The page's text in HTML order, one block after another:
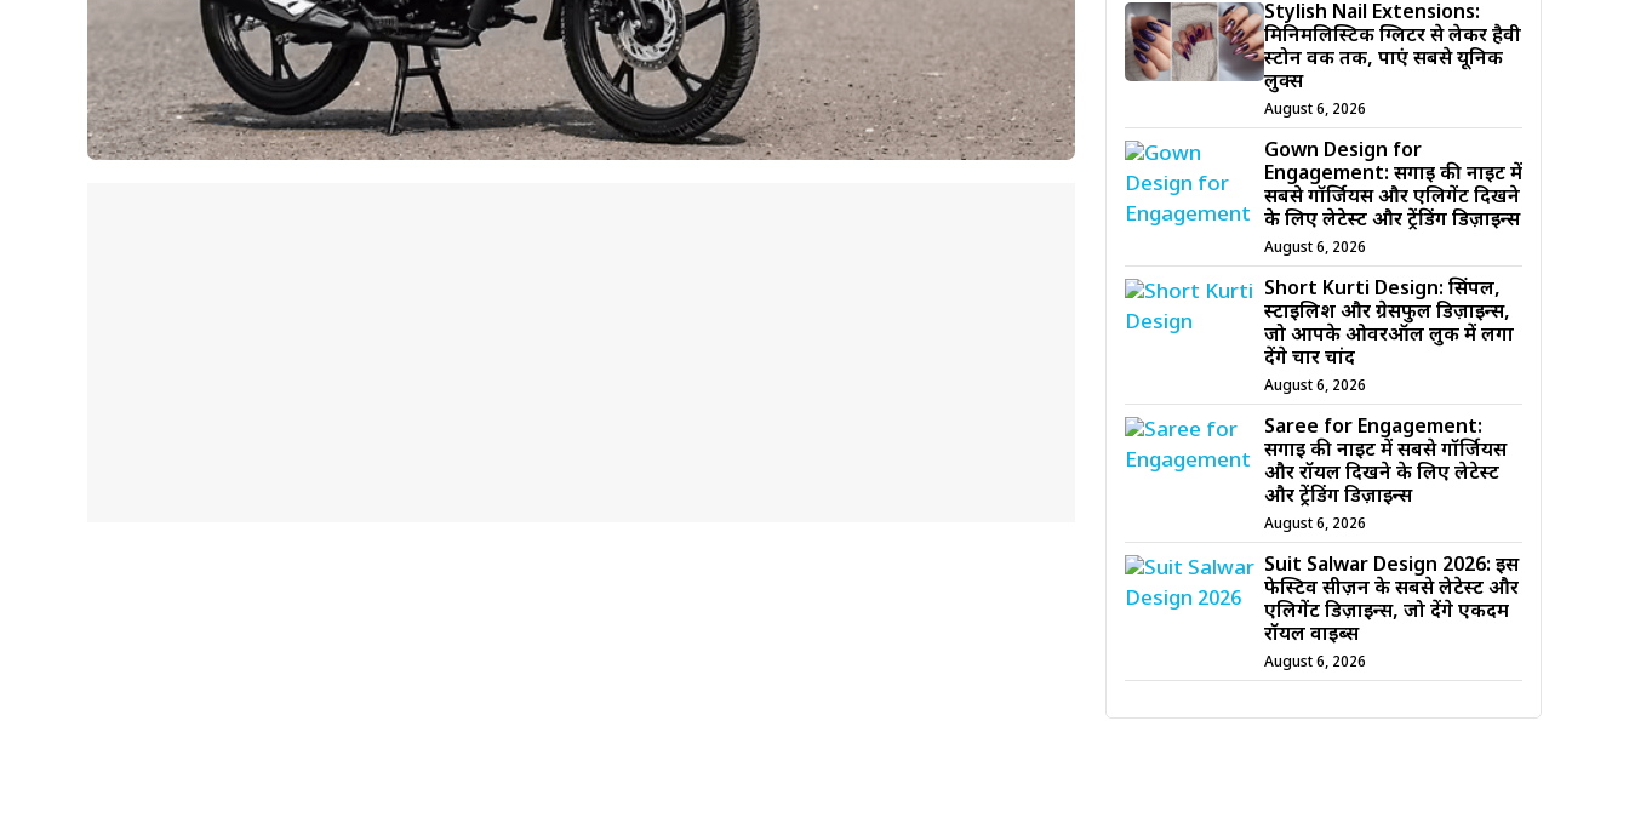
Stylish Nail Extensions:
मिनिमलिस्टिक ग्लिटर से लेकर हैवी
स्टोन वर्क तक, पाएं सबसे यूनिक
लुक्स
August 6, 2026
Gown Design for
Engagement: सगाई की नाइट में
सबसे गॉर्जियस और एलिगेंट दिखने
के लिए लेटेस्ट और ट्रेंडिंग डिज़ाइन्स
August 6, 2026
Short Kurti Design: सिंपल,
स्टाइलिश और ग्रेसफुल डिज़ाइन्स,
जो आपके ओवरऑल लुक में लगा
देंगे चार चांद
August 6, 2026
Saree for Engagement:
सगाई की नाइट में सबसे गॉर्जियस
और रॉयल दिखने के लिए लेटेस्ट
और ट्रेंडिंग डिज़ाइन्स
August 6, 2026
Suit Salwar Design 2026: इस
फेस्टिव सीज़न के सबसे लेटेस्ट और
एलिगेंट डिज़ाइन्स, जो देंगे एकदम
रॉयल वाइब्स
August 6, 2026